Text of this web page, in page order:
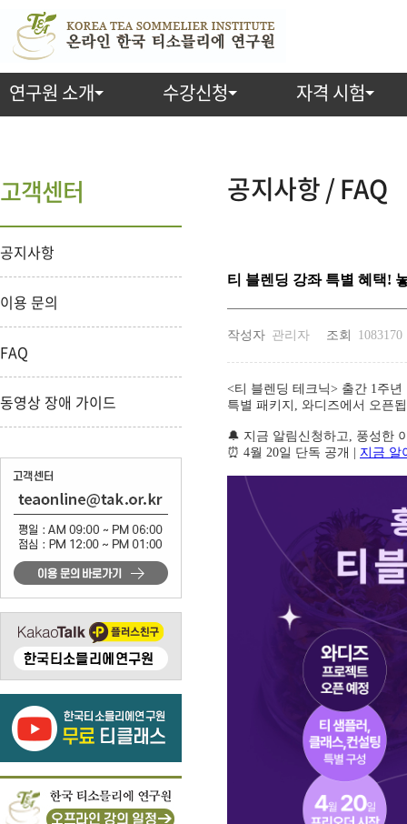
연구원 소개 수강신청 자격 시험
공지사항 / FAQ
티 블렌딩 강좌 특별 혜택!
작성자 관리자 조회 1083170
<티 블렌딩 테크닉> 출간 1주년
특별 패키지, 와디즈에서 오픈
🔔 지금 알림신청하고, 풍성한
⏰ 4월 20일 단독 공개 | 지금 알
고객센터
공지사항
이용 문의
FAQ
동영상 장애 가이드